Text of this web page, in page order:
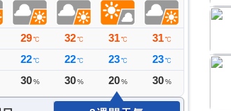
29℃
22℃
30%
32 ℃
22 ℃
30 %
31 ℃
23 ℃
20 %
31 ℃
23 ℃
30 %
℃